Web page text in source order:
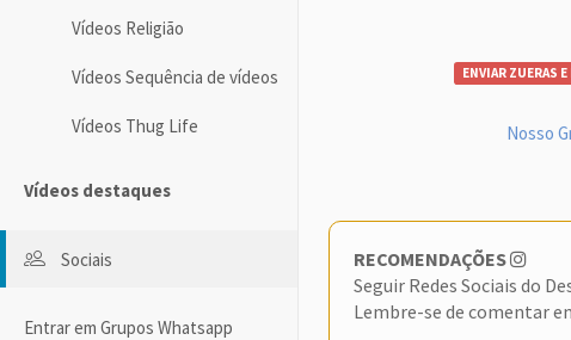
Vídeos Religião
Vídeos Sequência de vídeos
Vídeos Thug Life
Vídeos destaques
Sociais
Entrar em Grupos Whatsapp
ENVIAR ZUERAS E
Nosso
RECOMENDAÇÕES
Seguir Redes Sociais do
Lembre-se de comentar